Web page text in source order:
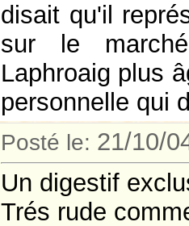
disait qu'il
sur le
Laphroaig plus
personnelle qui
Posté le: 21/10/
Un digestif
Trés rude